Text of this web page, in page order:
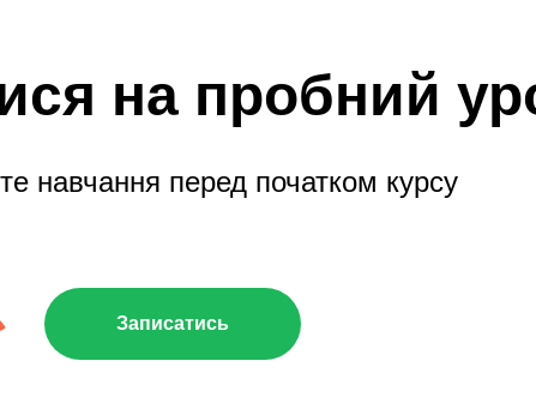
на пробний
навчання перед початком курсу
Записатись